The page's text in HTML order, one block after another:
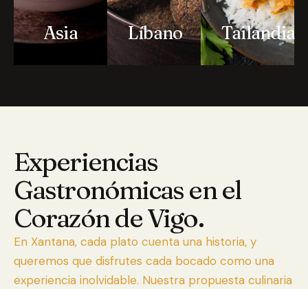
Asia Líbano Tailandia
Experiencias
Gastronómicas en el
Corazón de Vigo.
En Xantana, cada plato cuenta una historia, y
queremos que disfrutes cada bocado como una
experiencia inolvidable. Nuestra propuesta culinaria